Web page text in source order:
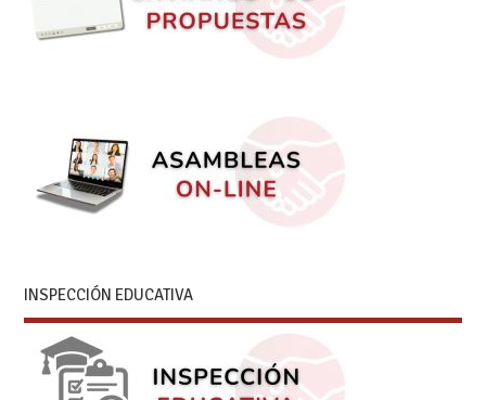
INSPECCIÓN EDUCATIVA